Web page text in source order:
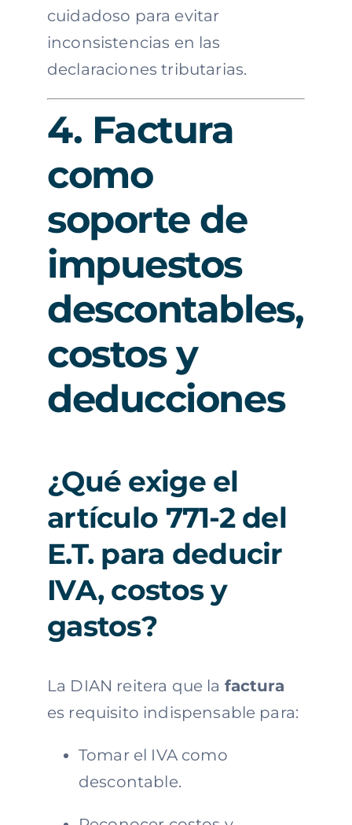
cuidadoso para evitar
inconsistencias en las
declaraciones tributarias.
4. Factura
como
soporte de
impuestos
descontables,
costos y
deducciones
¿Qué exige el
artículo 771-2 del
E.T. para deducir
IVA, costos y
gastos?
La DIAN reitera que la factura
es requisito indispensable para:
Tomar el IVA como
descontable.